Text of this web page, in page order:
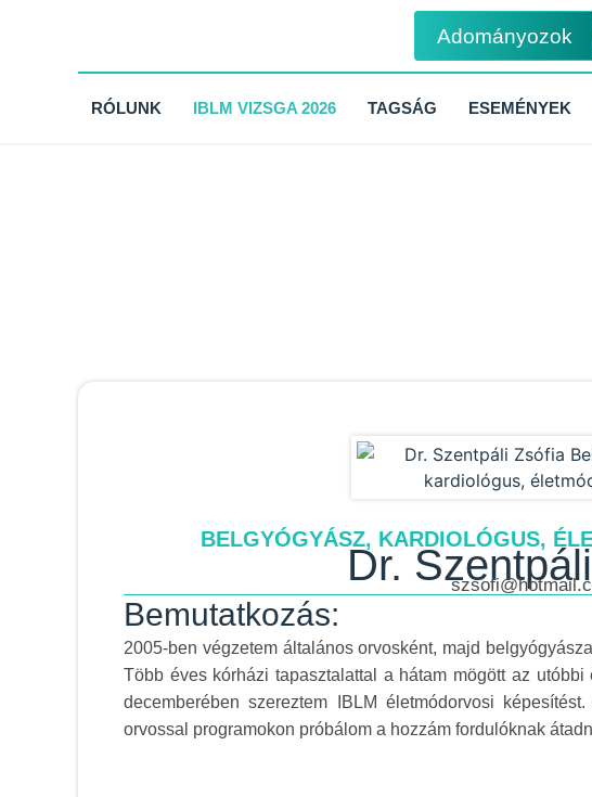
Adományozok
RÓLUNK IBLM VIZSGA 2026 TAGSÁG ESEMÉNYEK
BELGYÓGYÁSZ, KARDIOLÓGUS,
Dr.
Bemutatkozás:
2005-ben végzetem általános orvosként, majd
Több éves kórházi tapasztalattal a hátam mögött az
decemberében szereztem IBLM életmódorvosi
orvossal programokon próbálom a hozzám fordulóknak